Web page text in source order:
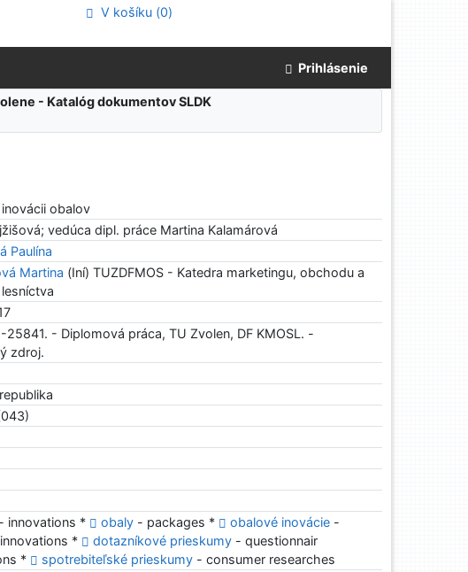
V košíku (0)
Prihlásenie
- Katalóg dokumentov SLDK
obalov
vedúca dipl. práce Martina Kalamárová
Paulína
Martina (Iní) TUZDFMOS - Katedra marketingu, obchodu a
25841. - Diplomová práca, TU Zvolen, DF KMOSL. -
zdroj.
- innovations * obaly - packages * obalové inovácie -
*
dotazníkové prieskumy - questionnair
*
spotrebiteľské prieskumy - consumer researches